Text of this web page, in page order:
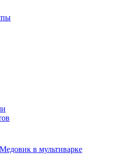
Медовик в мультиварке